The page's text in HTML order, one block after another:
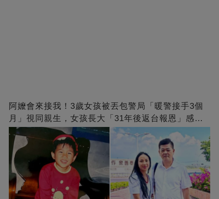
阿嬤會來接我！3歲女孩被丟包警局「暖警接手3個
月」視同親生，女孩長大「31年後返台報恩」感動
全網